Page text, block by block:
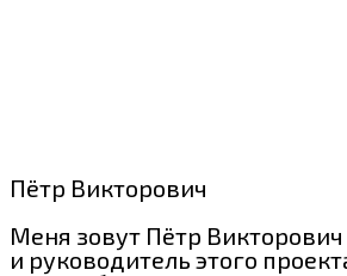
Пётр Викторович
Меня зовут Пётр Викторович
и руководитель этого